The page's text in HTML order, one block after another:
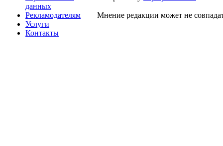
данных
Рекламодателям
Услуги
Контакты
Мнение редакции может не